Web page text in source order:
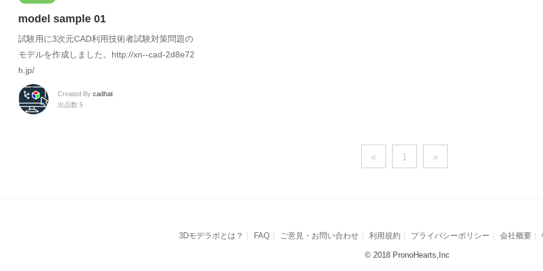
model sample 01
試験用に3次元CAD利用技術者試験対策問題の
モデルを作成しました。http://xn--cad-2d8e72
h.jp/
Created By cadhat
出品数 5
« 1 »
3Dモデラボとは？ FAQ ご意見・お問い合わせ 利用規約 プライバシーポリシー 会社概要
© 2018 PronoHearts,Inc